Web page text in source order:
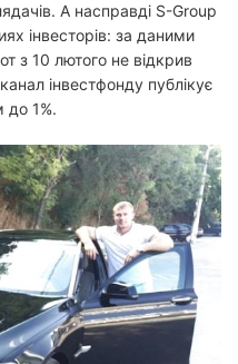
А насправді S-Group
інвесторів: за даними
з 10 лютого не відкрив
інвестфонду публікує
до 1%.